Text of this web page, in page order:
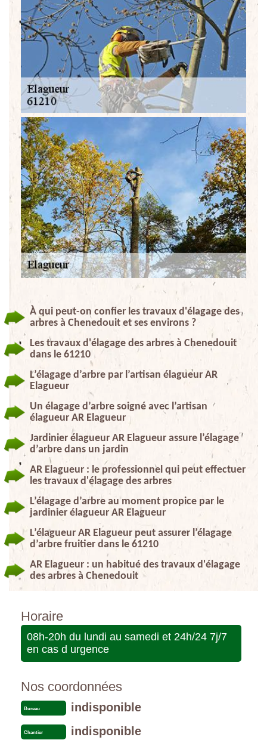
À qui peut-on confier les travaux d'élagage des
arbres à Chenedouit et ses environs ?
Les travaux d'élagage des arbres à Chenedouit
dans le 61210
L’élagage d’arbre par l’artisan élagueur AR
Elagueur
Un élagage d’arbre soigné avec l’artisan
élagueur AR Elagueur
Jardinier élagueur AR Elagueur assure l’élagage
d’arbre dans un jardin
AR Elagueur : le professionnel qui peut effectuer
les travaux d'élagage des arbres
L’élagage d’arbre au moment propice par le
jardinier élagueur AR Elagueur
L’élagueur AR Elagueur peut assurer l’élagage
d’arbre fruitier dans le 61210
AR Elagueur : un habitué des travaux d'élagage
des arbres à Chenedouit
Horaire
08h-20h du lundi au samedi et 24h/24 7j/7
en cas d urgence
Nos coordonnées
Bureau indisponible
Chantier indisponible